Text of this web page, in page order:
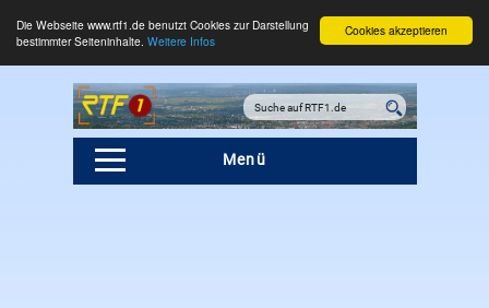
Cookies akzeptieren
Die Webseite www.rtf1.de benutzt Cookies zur Darstellung
bestimmter Seiteninhalte. Weitere Infos
Menü